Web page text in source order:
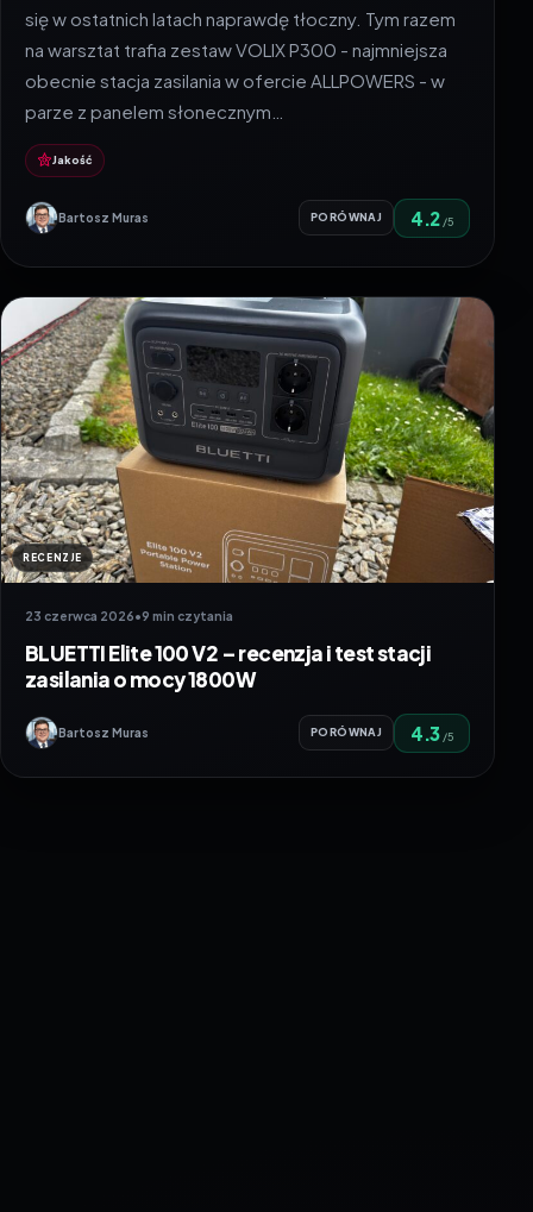
się w ostatnich latach naprawdę tłoczny. Tym razem
na warsztat trafia zestaw VOLIX P300 - najmniejsza
obecnie stacja zasilania w ofercie ALLPOWERS - w
parze z panelem słonecznym…
Jakość
Bartosz Muras PORÓWNAJ 4.2 /5
RECENZJE
23 czerwca 2026•9 min czytania
BLUETTI Elite 100 V2 – recenzja i test stacji
zasilania o mocy 1800W
Bartosz Muras PORÓWNAJ 4.3 /5